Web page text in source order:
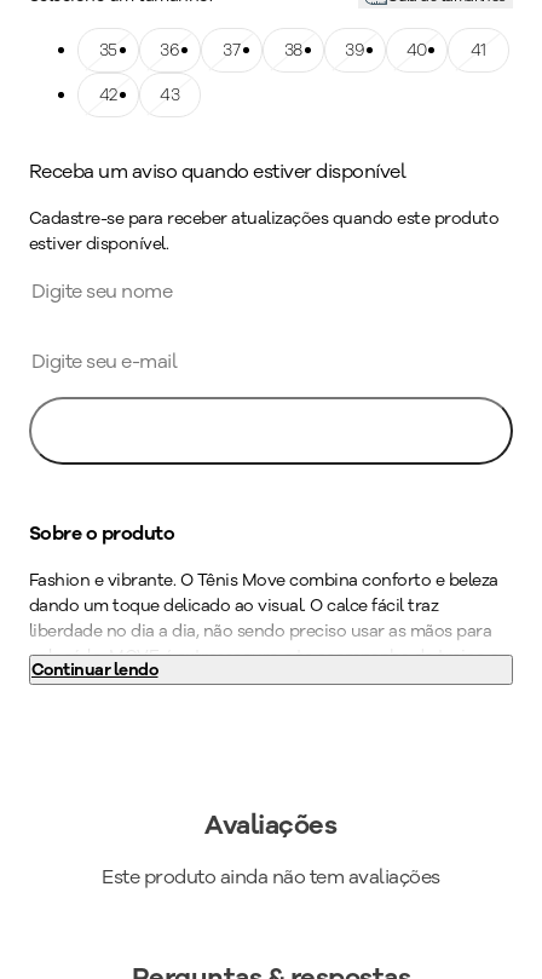
Tamanho: 35
35Tamanho: 36
36Tamanho: 37
37Tamanho: 38
38Tamanho: 39
39Tamanho: 40
40Tamanho: 41
41
Tamanho: 42
42Tamanho: 43
43
Receba um aviso quando estiver disponível
Cadastre-se para receber atualizações quando este produto
estiver disponível.
Sobre o produto
Fashion e vibrante. O Tênis Move combina conforto e beleza
dando um toque delicado ao visual. O calce fácil traz
liberdade no dia a dia, não sendo preciso usar as mãos para
colocá-lo. MOVE é extrasseguro e te acompanha do treino a
qualquer lugar que você quiser estar. Com o WIDE FIT, ele vai
no trabalho. Aposte em saias longas para um visual que
esbanja elegância e conforto.
Peso do Produto: 290g
Continuar lendo
Avaliações
Este produto ainda não tem avaliações